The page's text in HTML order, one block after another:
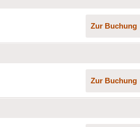
Zur Buchung
Zur Buchung